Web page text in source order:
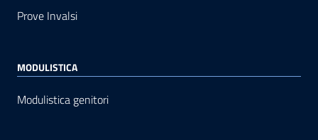
Prove Invalsi
MODULISTICA
Modulistica genitori